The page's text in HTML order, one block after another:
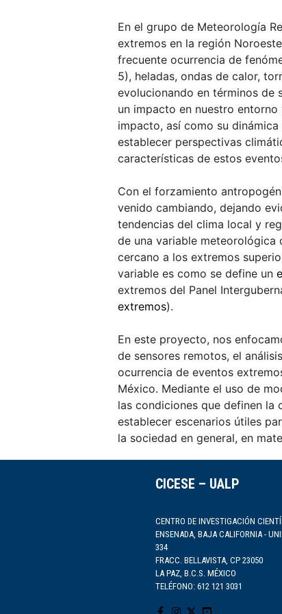
En el grupo de Meteorología
extremos en la región
frecuente ocurrencia de
5), heladas, ondas de calor,
evolucionando en términos de
un impacto en nuestro
impacto, así como su
establecer perspectivas
características de estos
Con el forzamiento
venido cambiando, dejando
tendencias del clima local y
de una variable
cercano a los extremos
variable es como se define un
extremos del Panel
extremos).
En este proyecto, nos
de sensores remotos, el
ocurrencia de eventos
México. Mediante el uso de
las condiciones que definen
establecer escenarios útiles
la sociedad en general, en
CICESE – UALP
CENTRO DE INVESTIGACIÓN
ENSENADA, BAJA CALIFORNIA -
334
FRACC. BELLAVISTA, CP 23050
LA PAZ, B.C.S. MÉXICO
TELÉFONO: 612 121 3031